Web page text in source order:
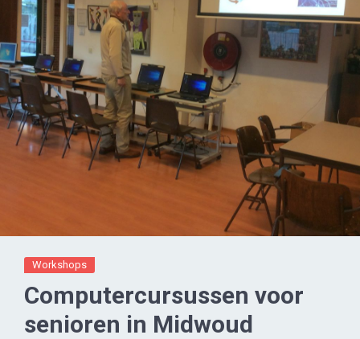
Workshops
Computercursussen voor
senioren in Midwoud